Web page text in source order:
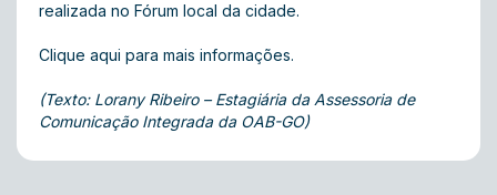
realizada no Fórum local da cidade.
Clique aqui para mais informações.
(Texto: Lorany Ribeiro – Estagiária da Assessoria de
Comunicação Integrada da OAB-GO)